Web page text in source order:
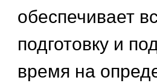
обеспечивает
подготовку и
время на